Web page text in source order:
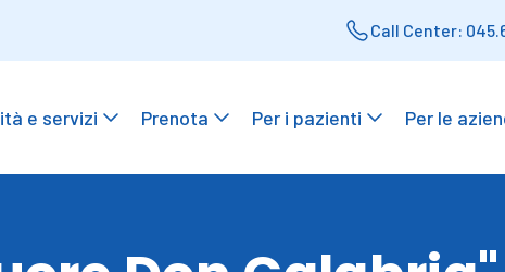
Call Center:
e servizi Prenota Per i pazienti Per le